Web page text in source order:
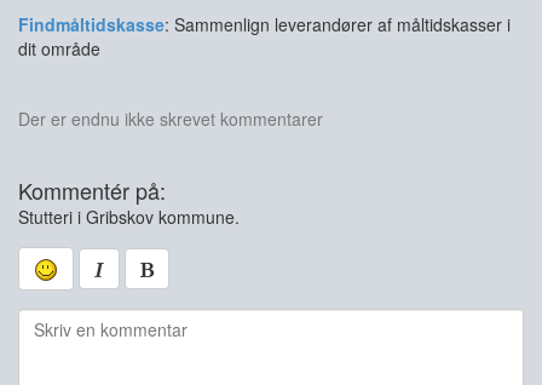
Findmåltidskasse: Sammenlign leverandører af måltidskasser i
dit område
Der er endnu ikke skrevet kommentarer
Kommentér på:
Stutteri i Gribskov kommune.